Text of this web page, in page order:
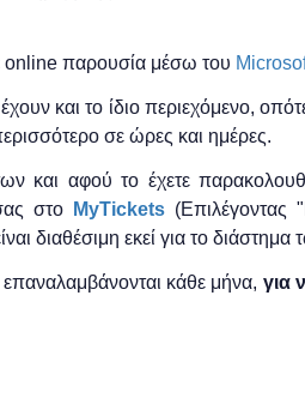
online παρουσία μέσω του
και το ίδιο περιεχόμενο,
σε ώρες και ημέρες.
και αφού το έχετε
στο
MyTickets(Επιλέγοντας
διαθέσιμη εκεί για το
κάθε μήνα, για